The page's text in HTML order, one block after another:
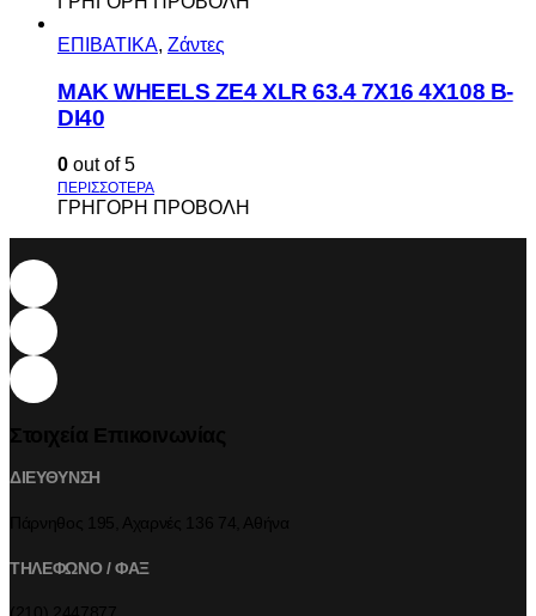
ΕΠΙΒΑΤΙΚΑ, Ζάντες
MAK WHEELS ΖΕ4 XLR 63.4 7Χ16 4Χ108 Β-
DI40
0 out of 5
ΓΡΗΓΟΡΗ ΠΡΟΒΟΛΗ
ΔΙΕΥΘΥΝΣΗ
ΤΗΛΕΦΩΝΟ / ΦΑΞ